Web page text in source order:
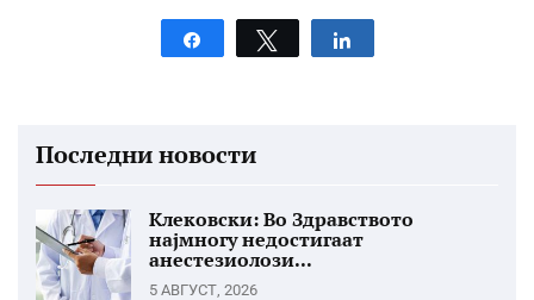
Tweet
Последни новости
Клековски: Во Здравството
најмногу недостигаат
анестезиолози...
5 АВГУСТ, 2026